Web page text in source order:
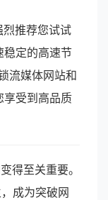
推荐您试试
稳定的高速节
流媒体网站和
享受到高品质
得至关重要。
成为突破网